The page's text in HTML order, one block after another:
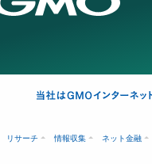
リサーチ 情報収集 ネット金融